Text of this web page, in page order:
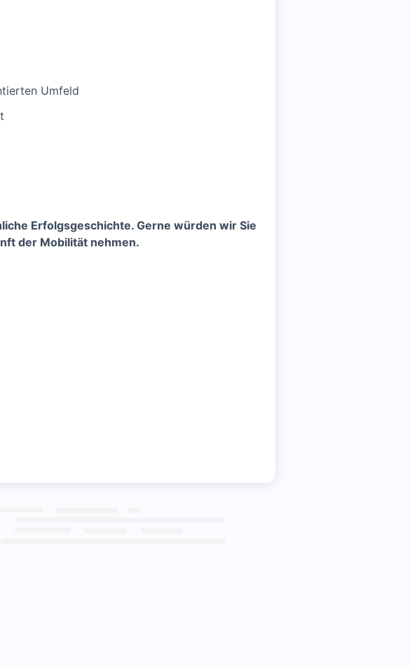
Umfeld
Erfolgsgeschichte. Gerne würden wir Sie
der Mobilität nehmen.